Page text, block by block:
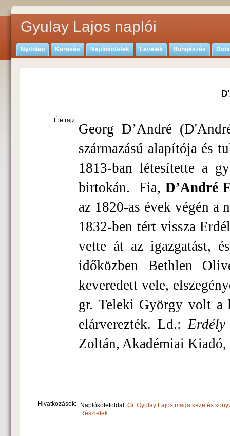
Gyulay Lajos naplói
Nyitólap Keresés Naplókötetek Levelek Böngészés
Életrajz:
Georg D’André
származású alapítója és
1813-ban létesítette a
birtokán. Fia, D’André
az 1820-as évek végén a
1832-ben tért vissza
vette át az igazgatást,
időközben Beth­len
keveredett vele,
gr. Teleki György volt a
elár­verezték. Ld.:
Zoltán, Akadémiai
Hivatkozások: Naplókötetoldal: Gr. Gyulay Lajos maga keze és
Részletek ...